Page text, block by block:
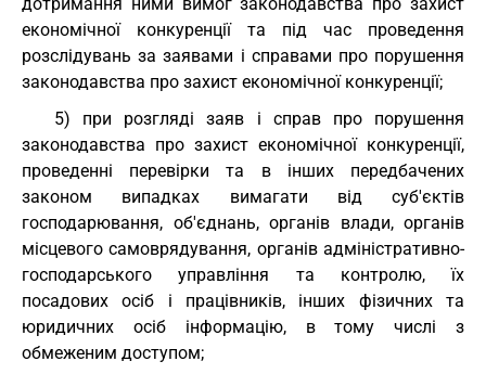
економічної конкуренції та під час проведення
розслідувань за заявами і справами про порушення
законодавства про захист економічної конкуренції;
5) при розгляді заяв і справ про порушення
законодавства про захист економічної конкуренції,
проведенні перевірки та в інших передбачених
законом випадках вимагати від суб'єктів
господарювання, об'єднань, органів влади, органів
місцевого самоврядування, органів адміністративно-
господарського управління та контролю, їх
посадових осіб і працівників, інших фізичних та
юридичних осіб інформацію, в тому числі з
обмеженим доступом;